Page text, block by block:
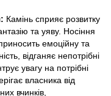
Камінь сприяє розвитку
та уяву. Носіння
емоційну та
відганяє непотрібні
увагу на потрібні
власника від
вчинків,